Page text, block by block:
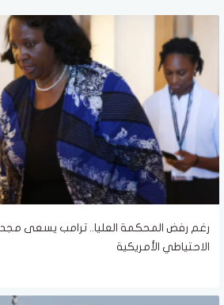
رغم رفض المحكمة العليا.. ترامب يسعى
الاحتياطي الأمريكية